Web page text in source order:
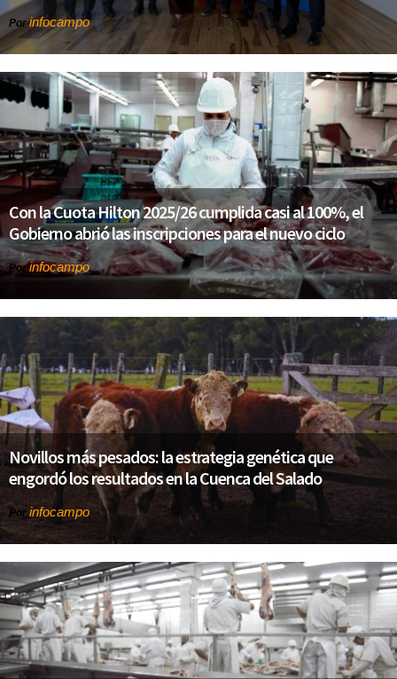
Porinfocampo
Con la Cuota Hilton 2025/26 cumplida casi al 100%, el
Gobierno abrió las inscripciones para el nuevo ciclo
Porinfocampo
Novillos más pesados: la estrategia genética que
engordó los resultados en la Cuenca del Salado
Por infocampo